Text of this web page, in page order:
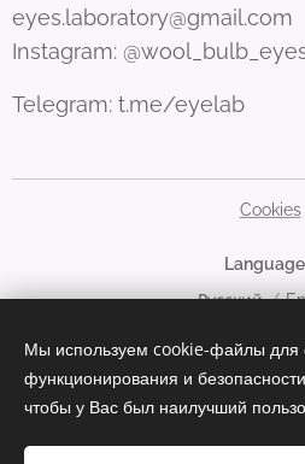
eyes.laboratory@gmail.com
Instagram:
Telegram: t.me/eyelab
Cookies
Русский
Currency
EUR €
RUB руб
Мы используем cookie-файлы для
функционирования и
чтобы у Вас был наилучший